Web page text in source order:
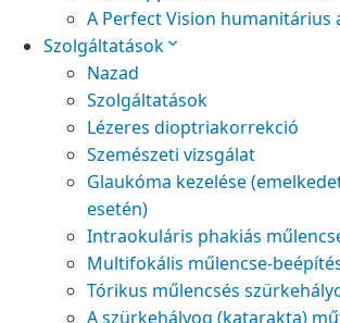
A Perfect Vision humanitárius
Szolgáltatások
Nazad
Szolgáltatások
Lézeres dioptriakorrekció
Szemészeti vizsgálat
Glaukóma kezelése
esetén)
Intraokuláris phakiás
Multifokális műlencse-
Tórikus műlencsés
A szürkehályog (katarakta)